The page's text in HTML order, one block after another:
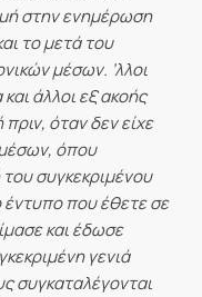
στην ενημέρωση
το μετά του
μέσων. ’λλοι
άλλοι εξ ακοής
όταν δεν είχε
μέσων, όπου
συγκεκριμένου
που έθετε σε
και έδωσε
γενιά
συγκαταλέγονται